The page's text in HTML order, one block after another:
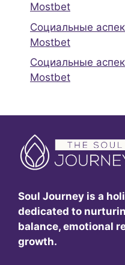
Mostbet
Социальные
Mostbet
Социальные
Mostbet
Soul Journey is a
dedicated to
balance, emotional
growth.